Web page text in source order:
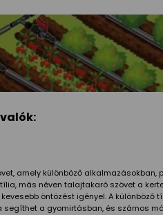
amely különböző
más néven talajtakaró szövet a
öntözést igényel. A
segíthet a gyomirtásban, és számos